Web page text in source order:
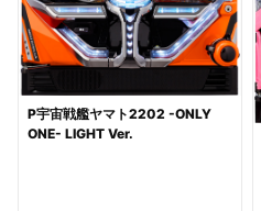
P宇宙戦艦ヤマト2202 -ONLY
ONE- LIGHT Ver.